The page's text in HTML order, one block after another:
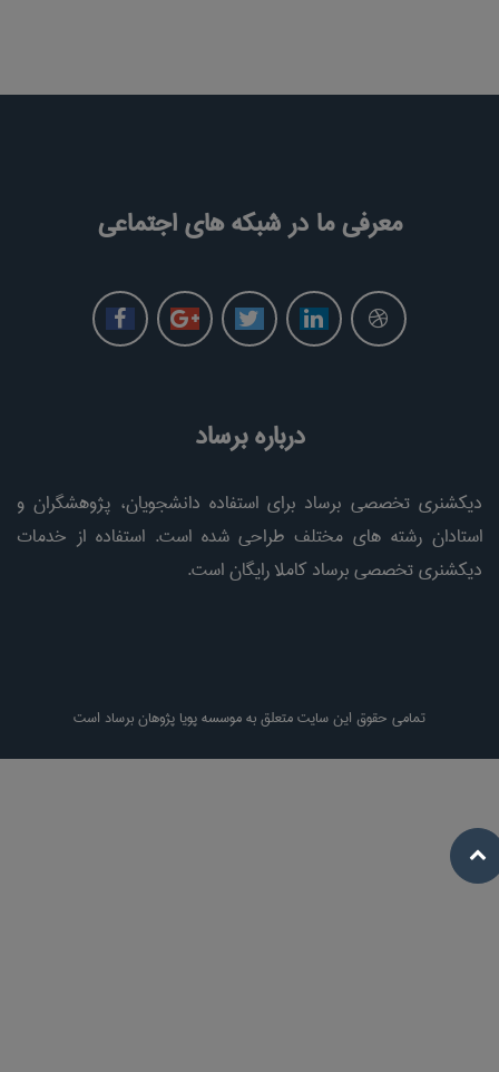
معرفی ما در شبکه های اجتماعی
درباره برساد
دیکشنری تخصصی برساد برای استفاده دانشجویان، پژوهشگران و
استادان رشته های مختلف طراحی شده است. استفاده از خدمات
دیکشنری تخصصی برساد کاملا رایگان است.
تمامی حقوق این سایت متعلق به موسسه پویا پژوهان برساد است